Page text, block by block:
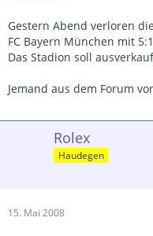
Gestern Abend verloren
FC Bayern München mit
Das Stadion soll
Jemand aus dem Forum
Rolex
Haudegen
15. Mai 2008